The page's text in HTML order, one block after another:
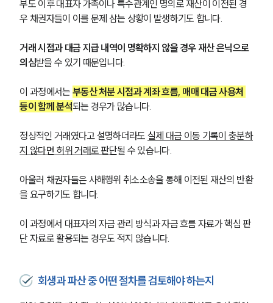
부도 이후 대표자 가족이나 특수관계인 명의로 재산이 이전된 경
우 채권자들이 이를 문제 삼는 상황이 발생하기도 합니다.
거래 시점과 대금 지급 내역이 명확하지 않을 경우 재산 은닉으로
의심받을 수 있기 때문입니다.
이 과정에서는 부동산 처분 시점과 계좌 흐름, 매매 대금 사용처
등이 함께 분석되는 경우가 많습니다.
정상적인 거래였다고 설명하더라도 실제 대금 이동 기록이 충분하
지 않다면 허위 거래로 판단될 수 있습니다.
아울러 채권자들은 사해행위 취소소송을 통해 이전된 재산의 반환
을 요구하기도 합니다.
이 과정에서 대표자의 자금 관리 방식과 자금 흐름 자료가 핵심 판
단 자료로 활용되는 경우도 적지 않습니다.
회생과 파산 중 어떤 절차를 검토해야 하는지